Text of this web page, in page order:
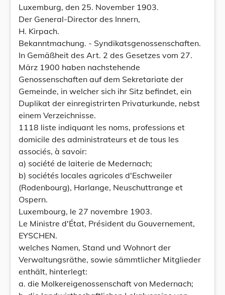
Luxemburg, den 25. November 1903.
Der General-Director des Innern,
H. Kirpach.
Bekanntmachung. - Syndikatsgenossenschaften.
In Gemäßheit des Art. 2 des Gesetzes vom 27.
März 1900 haben nachstehende
Genossenschaften auf dem Sekretariate der
Gemeinde, in welcher sich ihr Sitz befindet, ein
Duplikat der einregistrirten Privaturkunde, nebst
einem Verzeichnisse.
1118 liste indiquant les noms, professions et
domicile des administrateurs et de tous les
associés, à savoir:
a) société de laiterie de Medernach;
b) sociétés locales agricoles d'Eschweiler
(Rodenbourg), Harlange, Neuschuttrange et
Ospern.
Luxembourg, le 27 novembre 1903.
Le Ministre d'État, Président du Gouvernement,
EYSCHEN.
welches Namen, Stand und Wohnort der
Verwaltungsräthe, sowie sämmtlicher Mitglieder
enthält, hinterlegt:
a. die Molkereigenossenschaft von Medernach;